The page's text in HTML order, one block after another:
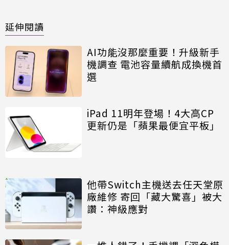
延伸閱讀
AI功能沒那麼重要！升級新手
機調查 電池容量續航成換機首
選
iPad 11明年登場！4大高CP
更新仍是「蘋果最便宜平板」
他帶Switch主機送去任天堂原
廠維修 寄回「藏大驚喜」被大
讚：神級應對